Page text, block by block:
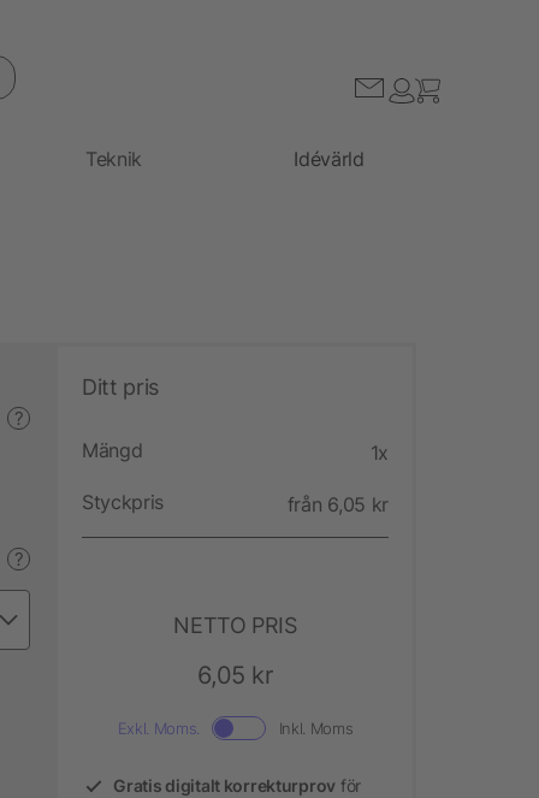
Teknik Idévärld
?
?
Ditt pris
Mängd 1x
Styckpris från 6,05 kr
NETTO PRIS
6,05 kr
Exkl. Moms. Inkl. Moms
Gratis digitalt korrekturprov för